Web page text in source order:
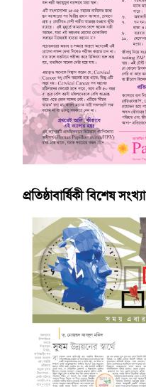
প্রতিষ্ঠাবার্ষিকী বিশেষ সংখ্যা